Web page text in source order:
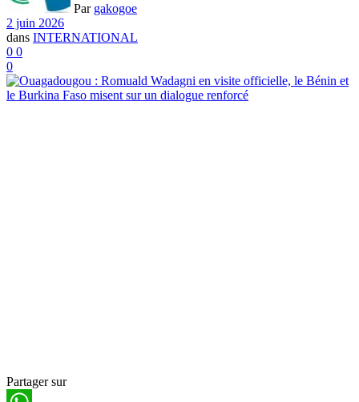
Par gakogoe
2 juin 2026
dans INTERNATIONAL
0 0
0
Partager sur